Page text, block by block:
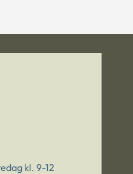
kl. 9-12